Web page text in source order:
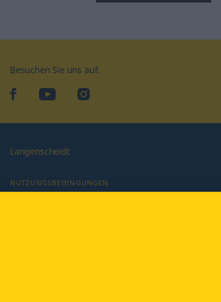
Besuchen Sie uns auf:
facebookYouTube Instagram
Langenscheidt
NUTZUNGSBEDINGUNGEN